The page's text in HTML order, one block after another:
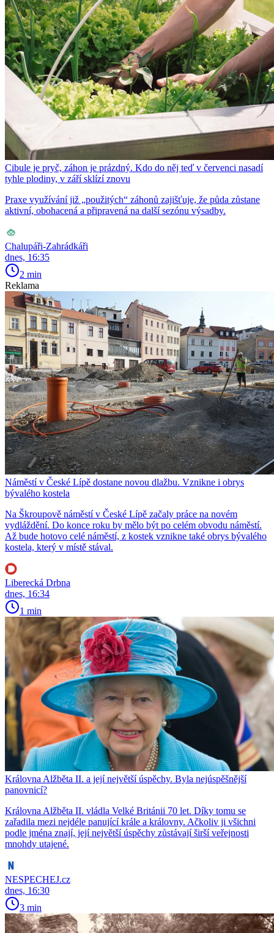
Cibule je pryč, záhon je prázdný. Kdo do něj teď v červenci nasadí
tyhle plodiny, v září sklízí znovu
Praxe využívání již „použitých“ záhonů zajišťuje, že půda zůstane
aktivní, obohacená a připravená na další sezónu výsadby.
Chalupáři-Zahrádkáři
dnes, 16:35
2 min
Reklama
Náměstí v České Lípě dostane novou dlažbu. Vznikne i obrys
bývalého kostela
Na Škroupově náměstí v České Lípě začaly práce na novém
vydláždění. Do konce roku by mělo být po celém obvodu náměstí.
Až bude hotovo celé náměstí, z kostek vznikne také obrys bývalého
kostela, který v místě stával.
Liberecká Drbna
dnes, 16:34
1 min
Královna Alžběta II. a její největší úspěchy. Byla nejúspěšnější
panovnicí?
Královna Alžběta II. vládla Velké Británii 70 let. Díky tomu se
zařadila mezi nejdéle panující krále a královny. Ačkoliv ji všichni
podle jména znají, její největší úspěchy zůstávají širší veřejnosti
mnohdy utajené.
NESPECHEJ.cz
dnes, 16:30
3 min